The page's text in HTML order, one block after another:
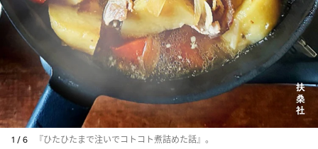
1 / 6 『ひたひたまで注いでコトコト煮詰めた話』。